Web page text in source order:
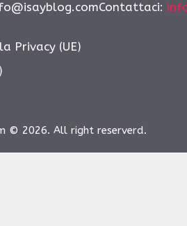
Privacy (UE)
© 2026. All right reserverd.